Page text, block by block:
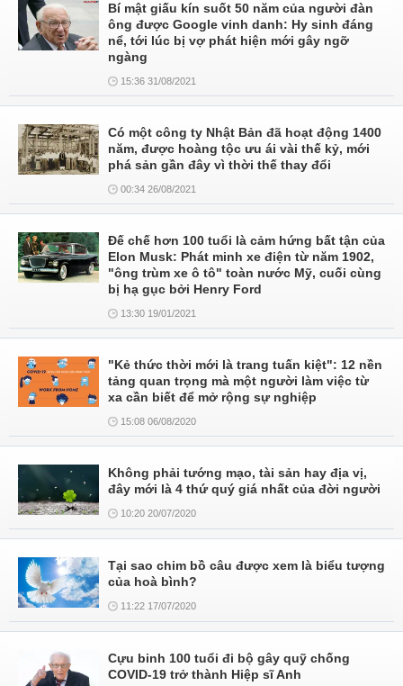
Bí mật giấu kín suốt 50 năm của người đàn
ông được Google vinh danh: Hy sinh đáng
nể, tới lúc bị vợ phát hiện mới gây ngỡ
ngàng
15:36 31/08/2021
Có một công ty Nhật Bản đã hoạt động 1400
năm, được hoàng tộc ưu ái vài thế kỷ, mới
phá sản gần đây vì thời thế thay đổi
00:34 26/08/2021
Đế chế hơn 100 tuổi là cảm hứng bất tận của
Elon Musk: Phát minh xe điện từ năm 1902,
"ông trùm xe ô tô" toàn nước Mỹ, cuối cùng
bị hạ gục bởi Henry Ford
13:30 19/01/2021
"Kẻ thức thời mới là trang tuấn kiệt": 12 nền
tảng quan trọng mà một người làm việc từ
xa cần biết để mở rộng sự nghiệp
15:08 06/08/2020
Không phải tướng mạo, tài sản hay địa vị,
đây mới là 4 thứ quý giá nhất của đời người
10:20 20/07/2020
Tại sao chim bồ câu được xem là biểu tượng
của hoà bình?
11:22 17/07/2020
Cựu binh 100 tuổi đi bộ gây quỹ chống
COVID-19 trở thành Hiệp sĩ Anh